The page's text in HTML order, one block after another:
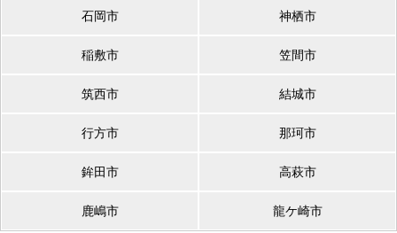
石岡市 神栖市
稲敷市 笠間市
筑西市 結城市
行方市 那珂市
鉾田市 高萩市
鹿嶋市 龍ケ崎市